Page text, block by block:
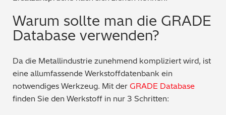
Warum sollte man die GRADE
Database verwenden?
Da die Metallindustrie zunehmend kompliziert wird, ist
eine allumfassende Werkstoffdatenbank ein
notwendiges Werkzeug. Mit der GRADE Database
finden Sie den Werkstoff in nur 3 Schritten: